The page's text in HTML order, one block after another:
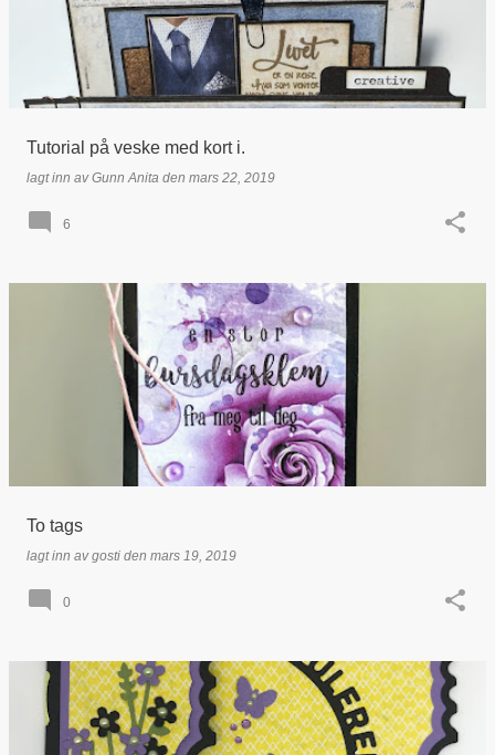
Tutorial på veske med kort i.
lagt inn avGunn Anita den mars 22, 2019
6
To tags
lagt inn avgosti den mars 19, 2019
0